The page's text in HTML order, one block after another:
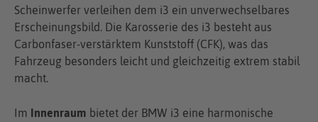
Scheinwerfer verleihen dem i3 ein unverwechselbares
Erscheinungsbild. Die Karosserie des i3 besteht aus
Carbonfaser-verstärktem Kunststoff (CFK), was das
Fahrzeug besonders leicht und gleichzeitig extrem stabil
macht.
Im Innenraum bietet der BMW i3 eine harmonische